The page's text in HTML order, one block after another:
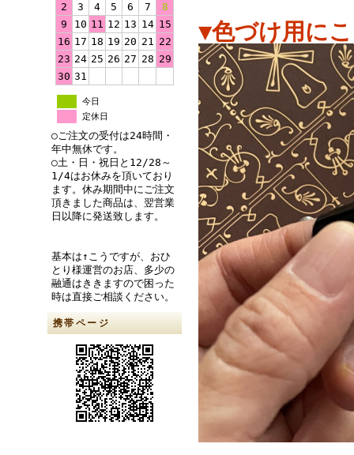
2
3 4 5 6 7
8
9
10 11 12 13 14 15
16 17 18 19 20 21 22
23 24 25 26 27 28 29
30 31
今日
定休日
○ご注文の受付は24時間・
年中無休です。
○土・日・祝日と12/28～
1/4はお休みを頂いており
ます。休み期間中にご注文
頂きました商品は、翌営業
日以降に発送致します。
基本は↑こうですが、おひ
とり様運営のお店、多少の
融通はききますので困った
時は直接ご相談ください。
携帯ページ
▼色づけ用に